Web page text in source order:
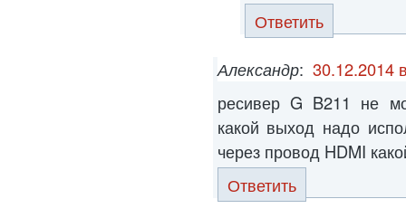
Ответить
Александр: 30.12.2014
ресивер G B211 не
какой выход надо
через провод HDMI
Ответить